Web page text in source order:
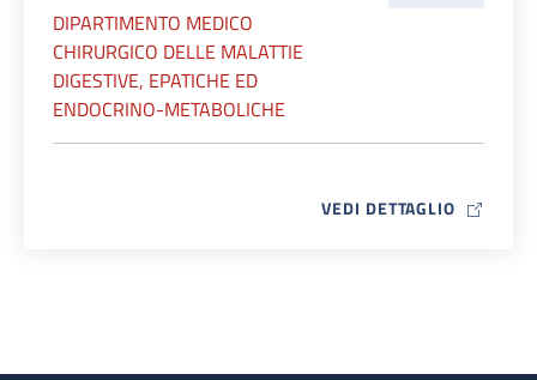
DIPARTIMENTO MEDICO
CHIRURGICO DELLE MALATTIE
DIGESTIVE, EPATICHE ED
ENDOCRINO-METABOLICHE
VEDI DETTAGLIO MAP ICON